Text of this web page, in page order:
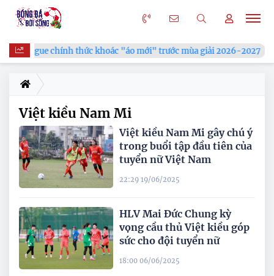
V.League chính thức khoác "áo mới" trước mùa giải 2026-2027
Việt kiều Nam Mi
Việt kiều Nam Mi gây chú ý
trong buổi tập đầu tiên của
tuyển nữ Việt Nam
22:29 19/06/2025
HLV Mai Đức Chung kỳ
vọng cầu thủ Việt kiều góp
sức cho đội tuyển nữ
18:00 06/06/2025